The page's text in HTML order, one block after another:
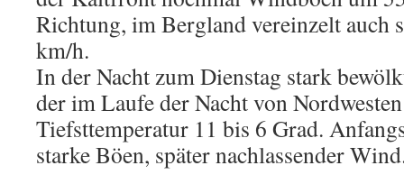
Richtung, im Bergland vereinzelt auch
km/h.
In der Nacht zum Dienstag stark
der im Laufe der Nacht von
Tiefsttemperatur 11 bis 6 Grad.
starke Böen, später nachlassender